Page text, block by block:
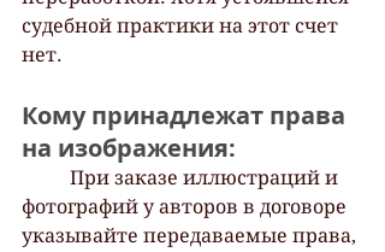
судебной практики на этот счет
Кому принадлежат права
на изображения:
фотографий у авторов в договоре
указывайте передаваемые права,